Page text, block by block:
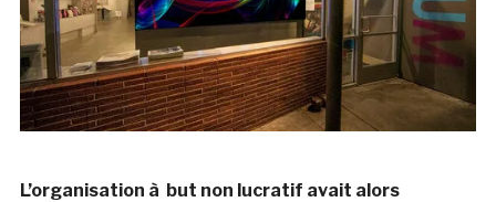
L’organisation à but non lucratif avait alors